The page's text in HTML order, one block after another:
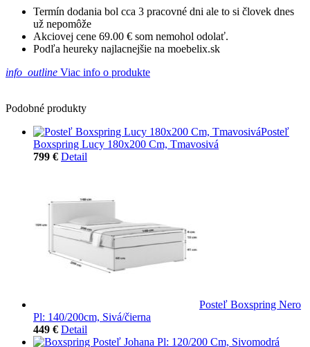
Termín dodania bol cca 3 pracovné dni ale to si človek dnes
už nepomôže
Akciovej cene 69.00 € som nemohol odolať.
Podľa heureky najlacnejšie na moebelix.sk
info_outline Viac info o produkte
Podobné produkty
Posteľ
Boxspring Lucy 180x200 Cm, Tmavosivá
799 € Detail
Posteľ Boxspring Nero
Pl: 140/200cm, Sivá/čierna
449 € Detail